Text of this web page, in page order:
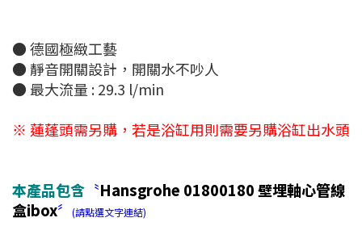
● 德國極緻工藝
● 靜音開關設計，開關水不吵人
● 最大流量 : 29.3 l/min
※ 蓮蓬頭需另購，若是浴缸用則需要另購浴缸出水頭
本產品包含 〝Hansgrohe 01800180 壁埋軸心管線
盒ibox〞 (請點選文字連結)